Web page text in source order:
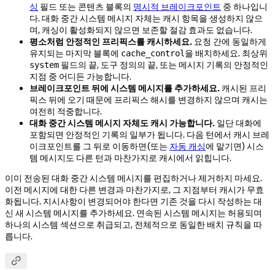
싱 필드 또는 콘텐츠 블록의 명시적 브레이크포인트 중 하나입니
다. 대화 중간 시스템 메시지 자체는 캐시 항목을 생성하지 않으
며, 캐싱이 활성화되지 않으면 보존할 절감 효과도 없습니다.
평소처럼 안정적인 프리픽스를 캐시하세요. 요청 간에 동일하게
유지되는 마지막 블록에 cache_control 을 배치하세요. 최상위
system 필드의 끝, 도구 정의의 끝, 또는 메시지 기록의 안정적인
지점 중 어디든 가능합니다.
브레이크포인트 뒤에 시스템 메시지를 추가하세요.캐시된 프리
픽스 뒤에 오기 때문에 프리픽스 해시를 변경하지 않으며 캐시는
여전히 적중합니다.
대화 중간 시스템 메시지 자체도 캐시 가능합니다. 일단 대화에
포함되면 안정적인 기록의 일부가 됩니다. 다음 턴에서 캐시 브레
이크포인트를 그 뒤로 이동하면(또는 자동 캐싱에 맡기면) 시스
템 메시지도 다른 턴과 마찬가지로 캐시에서 읽힙니다.
이미 전송된 대화 중간 시스템 메시지를 편집하거나 제거하지 마세요.
이전 메시지에 대한 다른 변경과 마찬가지로, 그 지점부터 캐시가 무효
화됩니다. 지시사항이 변경되어야 한다면 기존 것을 다시 작성하는 대
신 새 시스템 메시지를 추가하세요. 연속된 시스템 메시지는 허용되며
하나의 시스템 섹션으로 취급되고, 전체적으로 동일한 배치 규칙을 따
릅니다.
